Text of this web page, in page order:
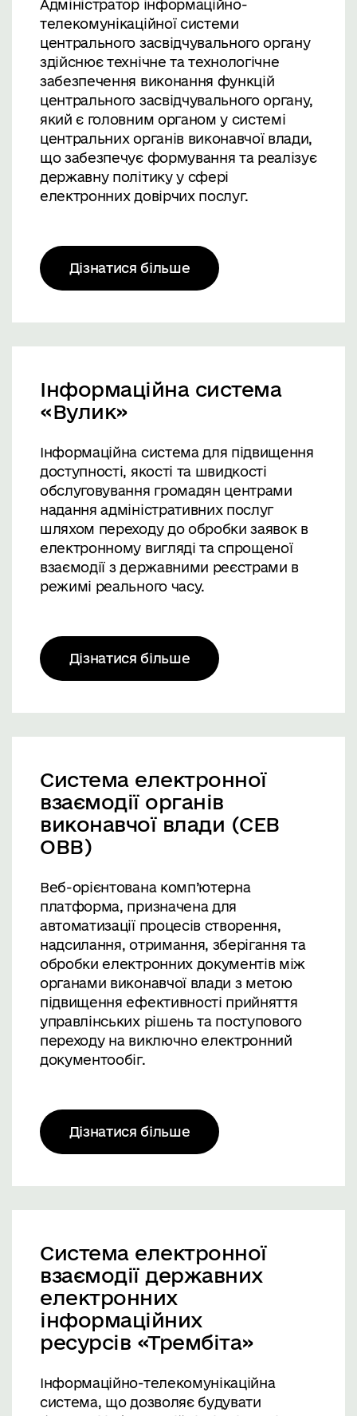
Адміністратор інформаційно-
телекомунікаційної системи
центрального засвідчувального органу
здійснює технічне та технологічне
забезпечення виконання функцій
центрального засвідчувального органу,
який є головним органом у системі
центральних органів виконавчої влади,
що забезпечує формування та реалізує
державну політику у сфері
електронних довірчих послуг.
Дізнатися більше
Інформаційна система
«Вулик»
Інформаційна система для підвищення
доступності, якості та швидкості
обслуговування громадян центрами
надання адміністративних послуг
шляхом переходу до обробки заявок в
електронному вигляді та спрощеної
взаємодії з державними реєстрами в
режимі реального часу.
Дізнатися більше
Система електронної
взаємодії органів
виконавчої влади (СЕВ
ОВВ)
Веб-орієнтована комп’ютерна
платформа, призначена для
автоматизації процесів створення,
надсилання, отримання, зберігання та
обробки електронних документів між
органами виконавчої влади з метою
підвищення ефективності прийняття
управлінських рішень та поступового
переходу на виключно електронний
документообіг.
Дізнатися більше
Система електронної
взаємодії державних
електронних
інформаційних
ресурсів «Трембіта»
Інформаційно-телекомунікаційна
система, що дозволяє будувати